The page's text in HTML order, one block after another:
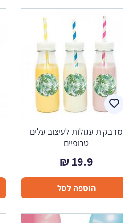
מדבקות עגולות לעיצוב עלים
טרופיים
19.9
₪
הוספה לסל